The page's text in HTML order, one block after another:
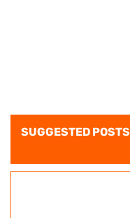
SUGGESTED POSTS